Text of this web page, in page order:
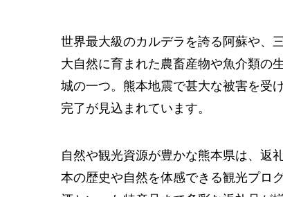
世界最大級のカルデラを誇る阿蘇や、
大自然に育まれた農畜産物や魚介類の
城の一つ。熊本地震で甚大な被害を受
完了が見込まれています。
自然や観光資源が豊かな熊本県は、返
本の歴史や自然を体感できる観光プロ